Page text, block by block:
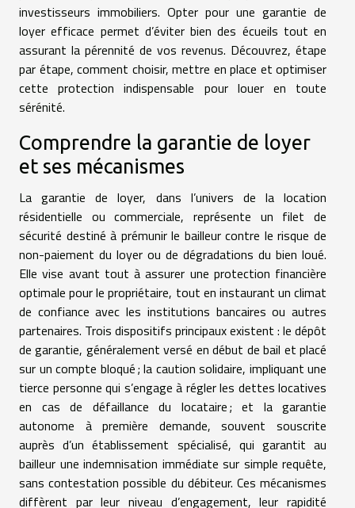
investisseurs immobiliers. Opter pour une garantie de
loyer efficace permet d’éviter bien des écueils tout en
assurant la pérennité de vos revenus. Découvrez, étape
par étape, comment choisir, mettre en place et optimiser
cette protection indispensable pour louer en toute
sérénité.
Comprendre la garantie de loyer
et ses mécanismes
La garantie de loyer, dans l’univers de la location
résidentielle ou commerciale, représente un filet de
sécurité destiné à prémunir le bailleur contre le risque de
non-paiement du loyer ou de dégradations du bien loué.
Elle vise avant tout à assurer une protection financière
optimale pour le propriétaire, tout en instaurant un climat
de confiance avec les institutions bancaires ou autres
partenaires. Trois dispositifs principaux existent : le dépôt
de garantie, généralement versé en début de bail et placé
sur un compte bloqué ; la caution solidaire, impliquant une
tierce personne qui s’engage à régler les dettes locatives
en cas de défaillance du locataire ; et la garantie
autonome à première demande, souvent souscrite
auprès d’un établissement spécialisé, qui garantit au
bailleur une indemnisation immédiate sur simple requête,
sans contestation possible du débiteur. Ces mécanismes
diffèrent par leur niveau d’engagement, leur rapidité